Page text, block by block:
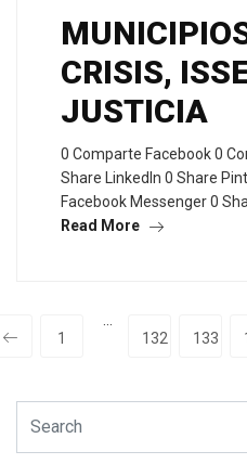
CRISIS,
JUSTICIA
0 Comparte Facebook 0
Share LinkedIn 0 Share
Facebook Messenger 0
Read More
1
···
132 133